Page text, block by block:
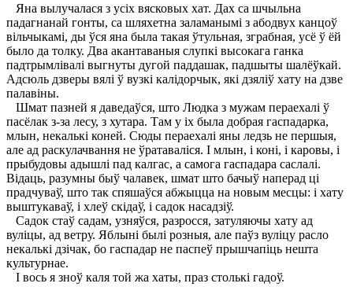
Яна вылучалася з усіх вясковых хат. Дах са шчыльна
падагнанай гонты, са шляхетна заламанымі з абодвух канцоў
вільчыкамі, ды ўся яна была такая ўтульная, зграбная, усё ў ёй
было да толку. Два акантаваныя слупкі высокага ганка
падтрымлівалі выгнуты дугой паддашак, падшыты шалёўкай.
Адсюль дзверы вялі ў вузкі калідорчык, які дзяліў хату на дзве
палавіны.
Шмат пазней я даведаўся, што Людка з мужам пераехалі ў
пасёлак з-за лесу, з хутара. Там у іх была добрая гаспадарка,
млын, некалькі коней. Сюды пераехалі яны ледзь не першыя,
але ад раскулачвання не ўратаваліся. I млын, і коні, і каровы, і
прыбудовы адышлі пад калгас, а самога гаспадара саслалі.
Відаць, разумны быў чалавек, шмат што бачыў наперад ці
прадчуваў, што так спяшаўся абжыцца на новым месцы: і хату
выштукаваў, і хлеў скідаў, і садок насадзіў.
Садок стаў садам, узняўся, разросся, затуляючы хату ад
вуліцы, ад ветру. Яблыні былі розныя, але паўз вуліцу расло
некалькі дзічак, бо гаспадар не паспеў прышчапіць нешта
культурнае.
I вось я зноў каля той жа хаты, праз столькі гадоў.